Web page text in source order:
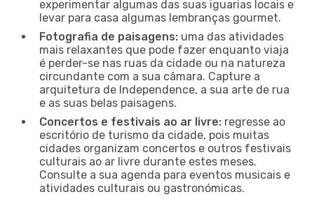
experimentar algumas das suas iguarias locais e
levar para casa algumas lembranças gourmet.
Fotografia de paisagens: uma das atividades
mais relaxantes que pode fazer enquanto viaja
é perder-se nas ruas da cidade ou na natureza
circundante com a sua câmara. Capture a
arquitetura de Independence, a sua arte de rua
e as suas belas paisagens.
Concertos e festivais ao ar livre: regresse ao
escritório de turismo da cidade, pois muitas
cidades organizam concertos e outros festivais
culturais ao ar livre durante estes meses.
Consulte a sua agenda para eventos musicais e
atividades culturais ou gastronómicas.